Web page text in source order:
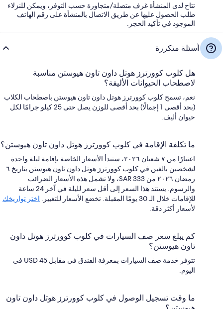
تتاح لدى المنشأة غرف متصلة/متجاورة حسب التوفر، ويمكن للنزلاء
طلب الحصول عليها عن طريق الاتصال بالمنشأة على رقم الهاتف
الموجود في تأكيد الحجز.
أسئلة متكررة
هل كلوب كوورترز هوتل داون تاون هيوستن مناسبة
لاصطحاب الحيوانات الأليفة؟
نعم، تسمح كلوب كوورترز هوتل داون تاون هيوستن باصطحاب الكلاب
(بحد أقصى 1 إجمالًا) بحد أقصى للوزن يصل حتى 25 كيلو جرامًا لكل
حيوان أليف.
ما تكلفة الإقامة في كلوب كوورترز هوتل داون تاون هيوستن؟
اعتبارًا من ٧ شعبان ٢٠٢٦، ستبدأ الأسعار الخاصة بإقامة ليلة واحدة
لشخصين بالغين في كلوب كوورترز هوتل داون تاون هيوستن بتاريخ ٦
رمضان ٢٠٢٦ من SAR 333، ولا تشمل هذه الأسعار الضرائب
والرسوم. يستند هذا السعر إلى أقل سعر لليلة في آخر 24 ساعة
للإقامات خلال الـ 30 يومًا المقبلة. تخضع الأسعار للتغيير.
اختر تواريخك
لأسعار أكثر دقة.
كم يبلغ سعر صف السيارات في كلوب كوورترز هوتل داون
تاون هيوستن؟
تتوفر خدمة صف السيارات بمعرفة الفندق في مقابل USD 45 في
اليوم.
ما وقت تسجيل الوصول في كلوب كوورترز هوتل داون تاون